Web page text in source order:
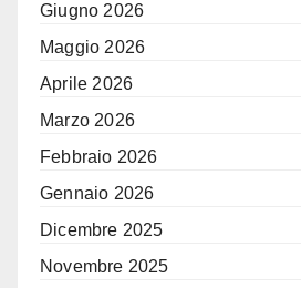
Giugno 2026
Maggio 2026
Aprile 2026
Marzo 2026
Febbraio 2026
Gennaio 2026
Dicembre 2025
Novembre 2025